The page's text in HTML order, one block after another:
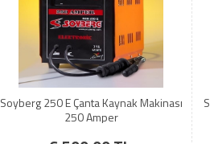
Soyberg 250 E Çanta Kaynak Makinası
250 Amper